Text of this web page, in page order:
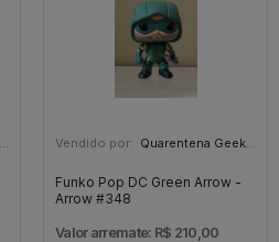
Vendido por: Quarentena Geek Store - SP
Funko Pop DC Green Arrow -
Arrow #348
Valor arremate: R$ 210,00